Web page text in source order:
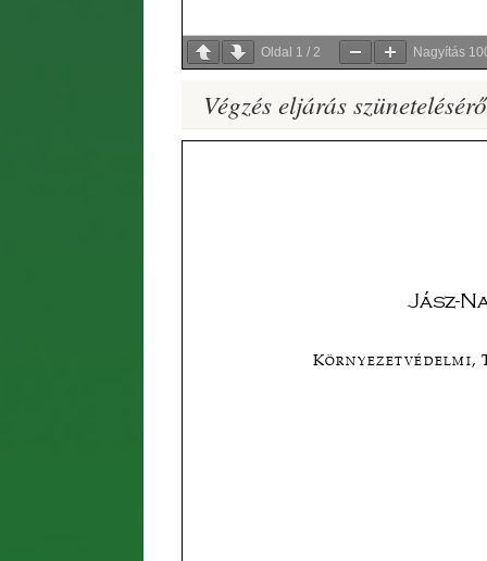
Oldal 1 / 2 Nagyítás
Végzés eljárás